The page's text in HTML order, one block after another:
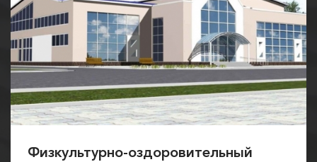
Физкультурно-оздоровительный